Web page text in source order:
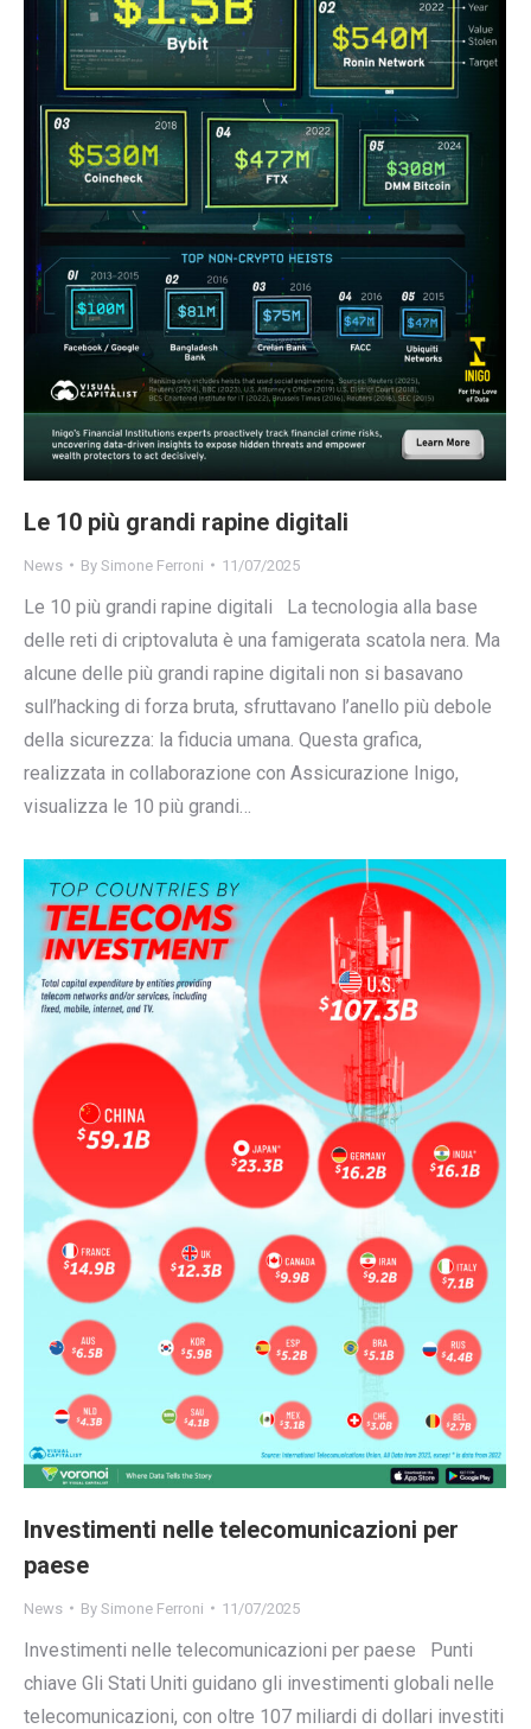
Le 10 più grandi rapine digitali
News By Simone Ferroni 11/07/2025
Le 10 più grandi rapine digitali La tecnologia alla base
delle reti di criptovaluta è una famigerata scatola nera. Ma
alcune delle più grandi rapine digitali non si basavano
sull’hacking di forza bruta, sfruttavano l’anello più debole
della sicurezza: la fiducia umana. Questa grafica,
realizzata in collaborazione con Assicurazione Inigo,
visualizza le 10 più grandi…
Investimenti nelle telecomunicazioni per
paese
News By Simone Ferroni 11/07/2025
Investimenti nelle telecomunicazioni per paese Punti
chiave Gli Stati Uniti guidano gli investimenti globali nelle
telecomunicazioni, con oltre 107 miliardi di dollari investiti